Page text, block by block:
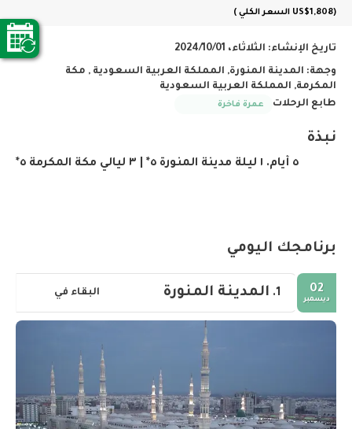
(US$1,808 السعر الكلي )
تاريخ الإنشاء: الثلاثاء، 2024/10/01
وجهة: المدينة المنورة, المملكة العربية السعودية , مكة
المكرمة, المملكة العربية السعودية
طابع الرحلات
عمرة فاخرة
نبذة
٥ أيام. ١ ليلة مدينة المنورة ٥* | ٣ ليالي مكة المكرمة ٥*
برنامجك اليومي
02
ديسمبر 1. المدينة المنورة البقاء في